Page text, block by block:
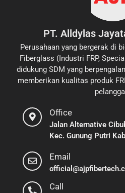
PT. Alldylas
Perusahaan yang bergerak di
Fiberglass (Industri FRP,
didukung SDM yang
memberikan kualitas produk
Office
Jalan Alternative
Kec. Gunung Putri
Email
Call